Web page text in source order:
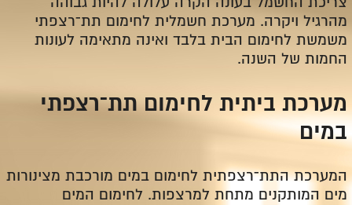
מהרגיל ויקרה. מערכת חשמלית לחימום תת־רצפתי
משמשת לחימום הבית בלבד ואינה מתאימה לעונות
החמות של השנה.
מערכת ביתית לחימום תת־רצפתי
במים
המערכת התת־רצפתית לחימום במים מורכבת מצינורות
מים המותקנים מתחת למרצפות. לחימום המים